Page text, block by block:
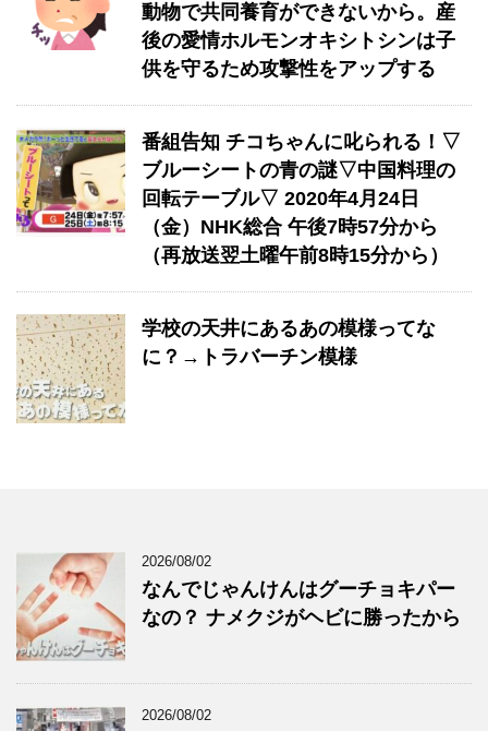
動物で共同養育ができないから。産
後の愛情ホルモンオキシトシンは子
供を守るため攻撃性をアップする
番組告知 チコちゃんに叱られる！▽
ブルーシートの青の謎▽中国料理の
回転テーブル▽ 2020年4月24日
（金）NHK総合 午後7時57分から
（再放送翌土曜午前8時15分から）
学校の天井にあるあの模様ってな
に？→トラバーチン模様
2026/08/02
なんでじゃんけんはグーチョキパー
なの？ ナメクジがヘビに勝ったから
2026/08/02